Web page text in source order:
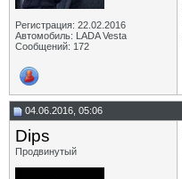
Регистрация: 22.02.2016
Автомобиль: LADA Vesta
Сообщений: 172
04.06.2016, 05:06
Dips
Продвинутый